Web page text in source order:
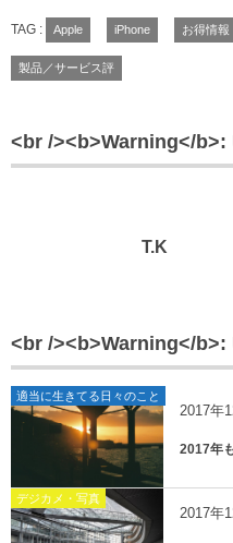
TAG : Apple iPhone お得情報
製品／サービス評
<br /><b>Warning</
T.K
<br /><b>Warning</
適当に生きてる日々のこと
2017年
2017年
デジカメ・写真
2017年